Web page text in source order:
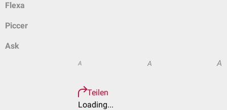
Flexa
Piccer
Ask
A A A
Teilen
Loading...